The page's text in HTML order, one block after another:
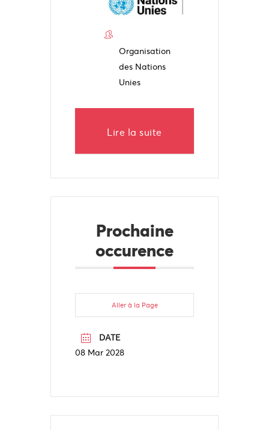
Organisation
des Nations
Unies
Lire la suite
Prochaine
occurence
Aller à la Page
DATE
08 Mar 2028